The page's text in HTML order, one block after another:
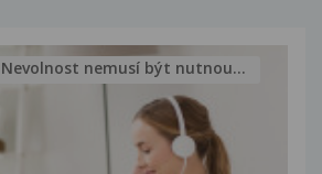
Nevolnost nemusí být nutnou...